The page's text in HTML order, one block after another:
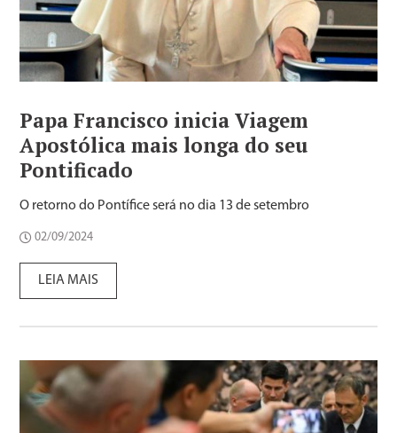
Papa Francisco inicia Viagem
Apostólica mais longa do seu
Pontificado
O retorno do Pontífice será no dia 13 de setembro
02/09/2024
LEIA MAIS